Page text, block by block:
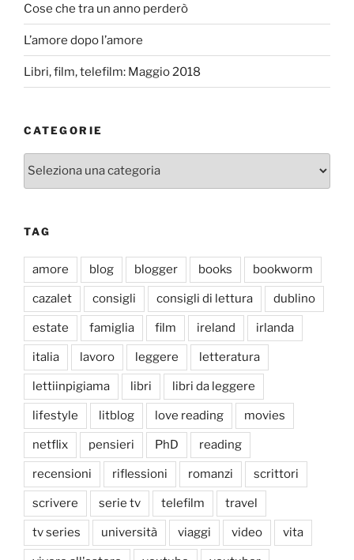
Cose che tra un anno perderò
L’amore dopo l’amore
Libri, film, telefilm: Maggio 2018
CATEGORIE
Categorie
TAG
amore blog blogger books bookworm
cazalet consigli consigli di lettura dublino
estate famiglia film ireland irlanda
italia lavoro leggere letteratura
lettiinpigiama libri libri da leggere
lifestyle litblog love reading movies
netflix pensieri PhD reading
recensioni riflessioni romanzi scrittori
scrivere serie tv telefilm travel
tv series università viaggi video vita